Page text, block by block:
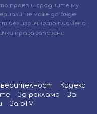
право и сродните му
не може да бъде
без изричното писмено
права запазени
Кодекс
За реклама
За
За bTV